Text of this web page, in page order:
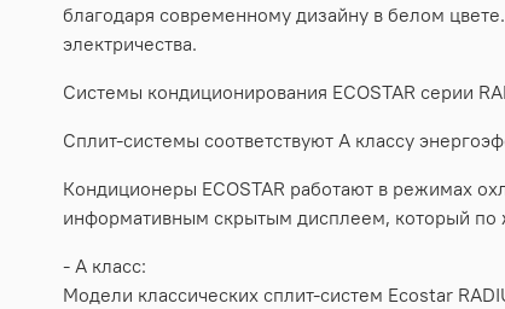
благодаря современному дизайну в белом
электричества.
Системы кондиционирования ECOSTAR серии
Сплит-системы соответствуют А классу
Кондиционеры ECOSTAR работают в режимах
информативным скрытым дисплеем, который по
- А класс:
Модели классических сплит-систем Ecostar